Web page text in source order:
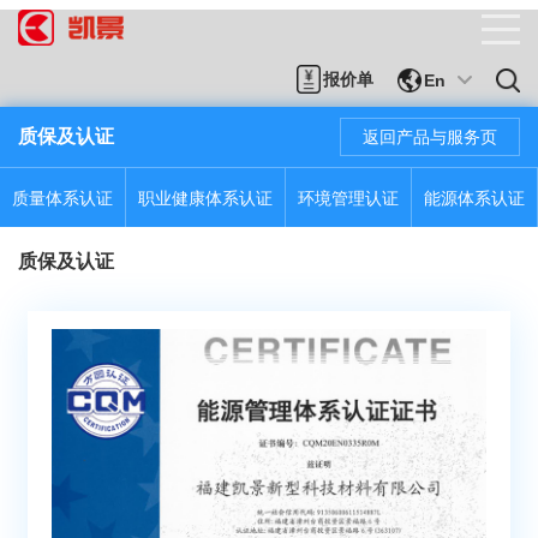
报价单 En
质保及认证
质量体系认证 职业健康体系认证 环境管理认证 能源体系认证
返回产品与服务页
质保及认证